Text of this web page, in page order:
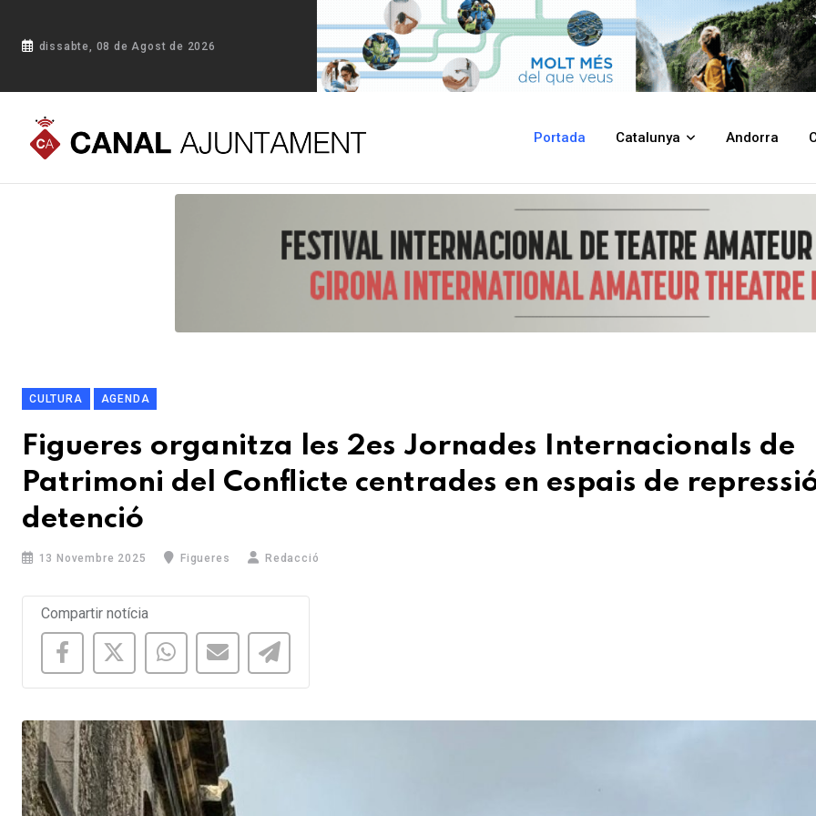
dissabte, 08 de Agost de 2026
Portada Catalunya Andorra
Portada Blog Figueres organitza les 2es Jornades Internacionals de Patrimoni del Conflicte centrades en espais de repressió i
CULTURA AGENDA
Figueres organitza les 2es Jornades Internacionals de
Patrimoni del Conflicte centrades en espais de
detenció
13 Novembre 2025 Figueres Redacció
Compartir notícia